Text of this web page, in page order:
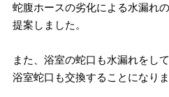
蛇腹ホースの劣化による水漏れ
提案しました。
また、浴室の蛇口も水漏れをし
浴室蛇口も交換することになりま